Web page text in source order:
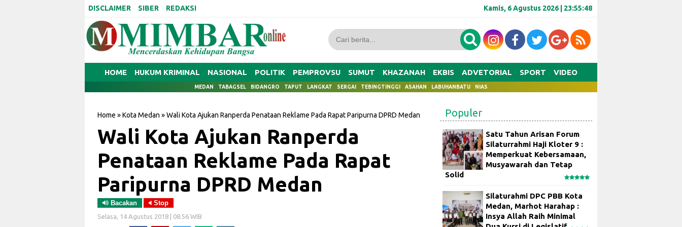
DISCLAIMER SIBER REDAKSI Kamis, 6 Agustus 2026 | 23:55:48
HOME HUKUM KRIMINAL NASIONAL POLITIK PEMPROVSU SUMUT KHAZANAH EKBIS ADVETORIAL SPORT VIDEO
MEDAN TABAGSEL BIDANGRO TAPUT LANGKAT SERGAI TEBINGTINGGI ASAHAN LABUHANBATU NIAS
Home »Kota Medan »Wali Kota Ajukan Ranperda Penataan Reklame Pada Rapat Paripurna DPRD Medan
Wali Kota Ajukan Ranperda
Penataan Reklame Pada Rapat
Paripurna DPRD Medan
Bacakan Stop
Selasa, 14 Agustus 2018 | 08.56 WIB
Populer
Satu Tahun Arisan Forum
Silaturrahmi Haji Kloter 9 :
Memperkuat Kebersamaan,
Musyawarah dan Tetap
Solid
Silaturahmi DPC PBB Kota
Medan, Marhot Harahap :
Insya Allah Raih Minimal